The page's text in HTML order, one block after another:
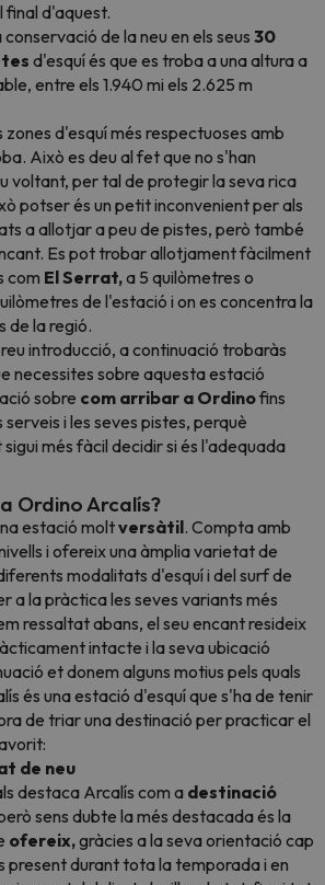
final d'aquest.
de la neu en els seus 30
d'esquí és que es troba a una altura a
entre els 1.940 mi els 2.625 m
zones d'esquí més respectuoses amb
Això es deu al fet que no s'han
voltant, per tal de protegir la seva rica
potser és un petit inconvenient per als
a allotjar a peu de pistes, però també
Es pot trobar allotjament fàcilment
com El Serrat,a 5 quilòmetres o
de l'estació i on es concentra la
de la regió.
introducció, a continuació trobaràs
necessites sobre aquesta estació
sobre com arribar a Ordinofins
i les seves pistes, perquè
més fàcil decidir si és l'adequada
Ordino Arcalís?
estació moltversàtil. Compta amb
i ofereix una àmplia varietat de
modalitats d'esquí i del surf de
a la pràctica les seves variants més
ressaltat abans, el seu encant resideix
intacte i la seva ubicació
et donem alguns motius pels quals
és una estació d'esquí que s'ha de tenir
de triar una destinació per practicar el
de neu
destaca Arcalís com a destinació
sens dubte la més destacada és la
ofereix,gràcies a la seva orientació cap
present durant tota la temporada i en